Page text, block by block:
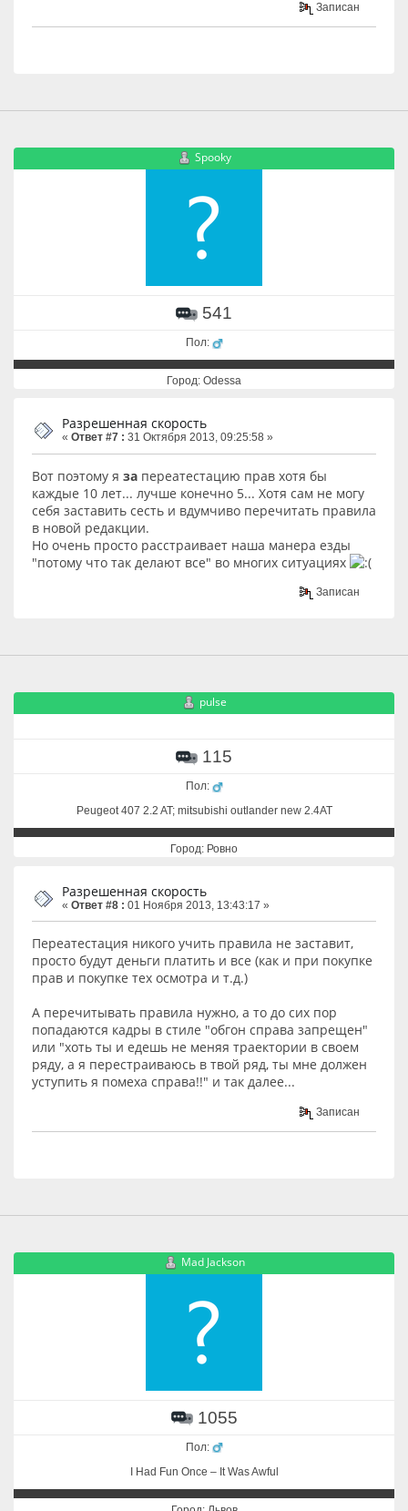
Записан
Spooky
541
Пол:
Город: Odessa
Разрешенная скорость
« Ответ #7 : 31 Октября 2013, 09:25:58 »
Вот поэтому я за переатестацию прав хотя бы
каждые 10 лет... лучше конечно 5... Хотя сам не могу
себя заставить сесть и вдумчиво перечитать правила
в новой редакции.
Но очень просто расстраивает наша манера езды
"потому что так делают все" во многих ситуациях
Записан
pulse
115
Пол:
Peugeot 407 2.2 AT; mitsubishi outlander new 2.4AT
Город: Ровно
Разрешенная скорость
« Ответ #8 : 01 Ноября 2013, 13:43:17 »
Переатестация никого учить правила не заставит,
просто будут деньги платить и все (как и при покупке
прав и покупке тех осмотра и т.д.)
А перечитывать правила нужно, а то до сих пор
попадаются кадры в стиле "обгон справа запрещен"
или "хоть ты и едешь не меняя траектории в своем
ряду, а я перестраиваюсь в твой ряд, ты мне должен
уступить я помеха справа!!" и так далее...
Записан
Mad Jackson
1055
Пол:
I Had Fun Once – It Was Awful